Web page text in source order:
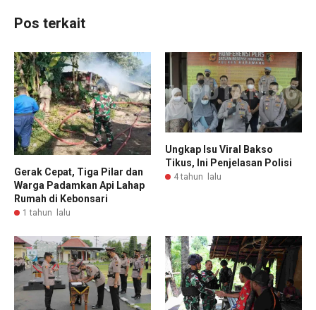
Pos terkait
Gerak Cepat, Tiga Pilar dan
Warga Padamkan Api Lahap
Rumah di Kebonsari
1 tahun lalu
Ungkap Isu Viral Bakso
Tikus, Ini Penjelasan Polisi
4 tahun lalu